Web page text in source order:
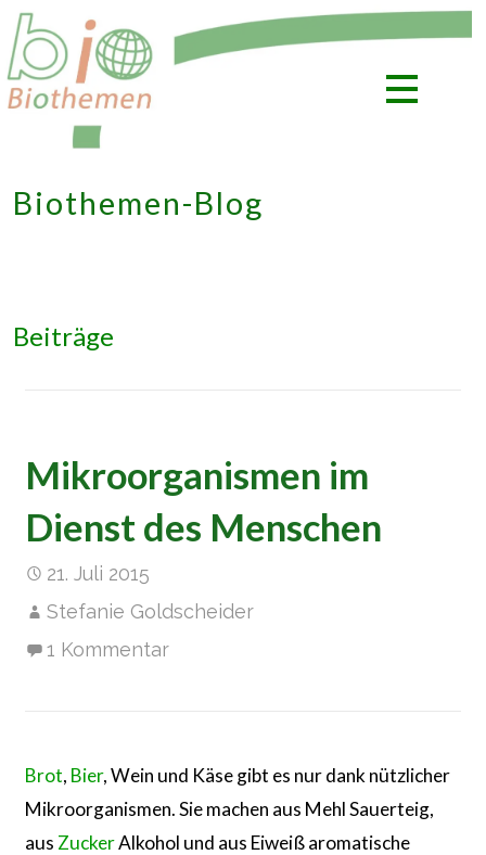
Zum
Inhalt
springen
Biothemen-Blog
Beiträge
Mikroorganismen im
Dienst des Menschen
21. Juli 2015
Stefanie Goldscheider
1 Kommentar
Brot, Bier, Wein und Käse gibt es nur dank nützlicher
Mikroorganismen. Sie machen aus Mehl Sauerteig,
aus ZuckerAlkohol und aus Eiweiß aromatische